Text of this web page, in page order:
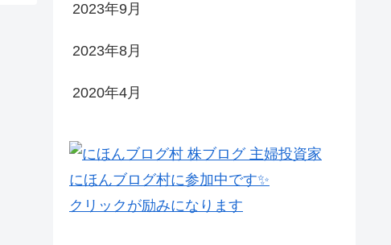
2023年9月
2023年8月
2020年4月
にほんブログ村に参加中です✨
クリックが励みになります